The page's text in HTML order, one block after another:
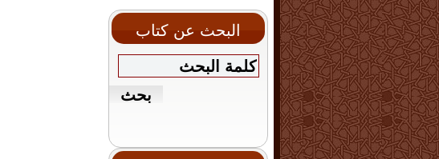
البحث عن كتاب